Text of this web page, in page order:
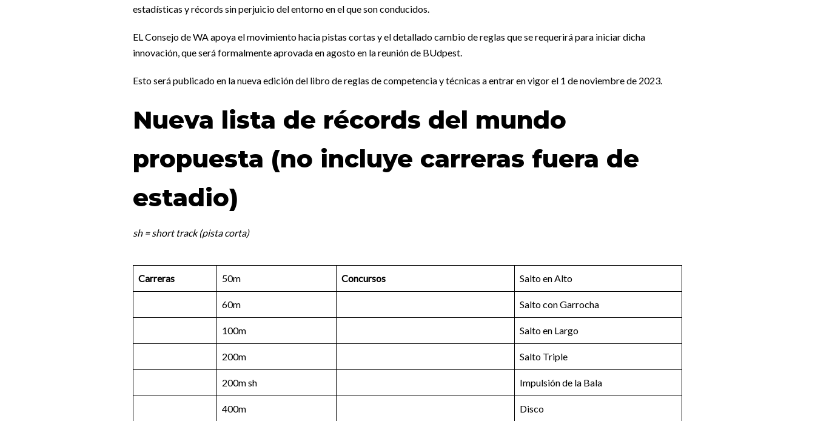
estadísticas y récords sin perjuicio del entorno en el que son conducidos.
EL Consejo de WA apoya el movimiento hacia pistas cortas y el detallado cambio de reglas que se requerirá para iniciar dicha
innovación, que será formalmente aprovada en agosto en la reunión de BUdpest.
Esto será publicado en la nueva edición del libro de reglas de competencia y técnicas a entrar en vigor el 1 de noviembre de 2023.
Nueva lista de récords del mundo
propuesta (no incluye carreras fuera de
estadio)
sh = short track (pista corta)
Carreras 50m Concursos Salto en Alto
60m Salto con Garrocha
100m Salto en Largo
200m Salto Triple
200m sh Impulsión de la Bala
400m Disco